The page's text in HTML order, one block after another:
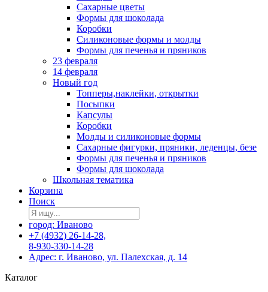
Сахарные цветы
Формы для шоколада
Коробки
Силиконовые формы и молды
Формы для печенья и пряников
23 февраля
14 февраля
Новый год
Топперы,наклейки, открытки
Посыпки
Капсулы
Коробки
Молды и силиконовые формы
Сахарные фигурки, пряники, леденцы, безе
Формы для печенья и пряников
Формы для шоколада
Школьная тематика
Корзина
Поиск
город: Иваново
+7 (4932) 26-14-28,
8-930-330-14-28
Адрес: г. Иваново, ул. Палехская, д. 14
Каталог